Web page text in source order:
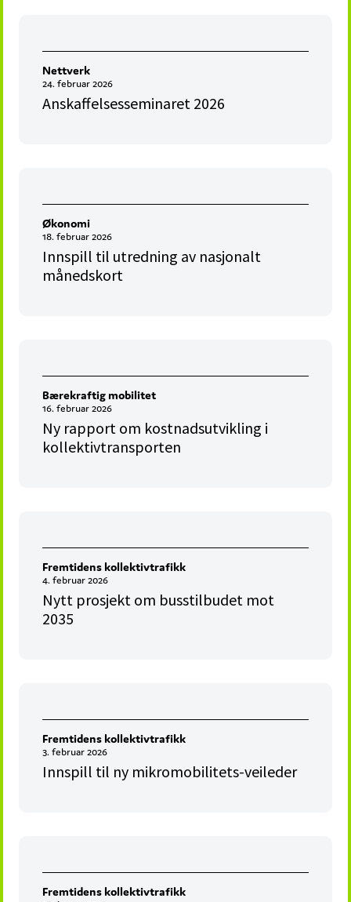
Nettverk
24. februar 2026
Anskaffelsesseminaret 2026
Økonomi
18. februar 2026
Innspill til utredning av nasjonalt
månedskort
Bærekraftig mobilitet
16. februar 2026
Ny rapport om kostnadsutvikling i
kollektivtransporten
Fremtidens kollektivtrafikk
4. februar 2026
Nytt prosjekt om busstilbudet mot
2035
Fremtidens kollektivtrafikk
3. februar 2026
Innspill til ny mikromobilitets-veileder
Fremtidens kollektivtrafikk